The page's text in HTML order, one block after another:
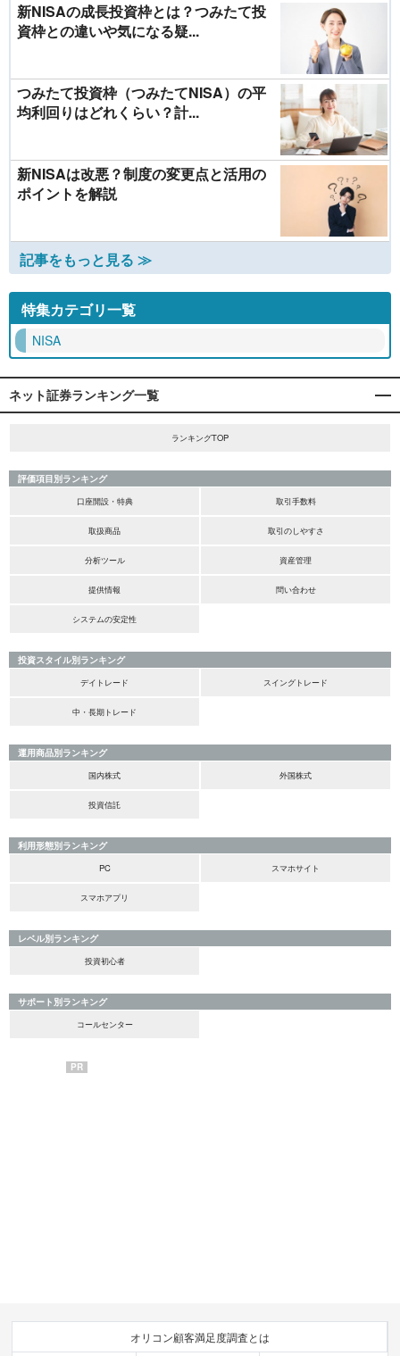
新NISAの成長投資枠とは？つみたて投
資枠との違いや気になる疑...
つみたて投資枠（つみたてNISA）の平
均利回りはどれくらい？計...
新NISAは改悪？制度の変更点と活用の
ポイントを解説
記事をもっと見る ≫
特集カテゴリ一覧
NISA
ネット証券ランキング一覧
ランキングTOP
評価項目別ランキング
口座開設・特典
取引手数料
取扱商品 取引のしやすさ
分析ツール 資産管理
提供情報 問い合わせ
システムの安定性
投資スタイル別ランキング
デイトレード
スイングトレード
中・長期トレード
運用商品別ランキング
国内株式
外国株式
投資信託
利用形態別ランキング
PC
スマホサイト
スマホアプリ
レベル別ランキング
投資初心者
サポート別ランキング
コールセンター
PR
オリコン顧客満足度調査とは